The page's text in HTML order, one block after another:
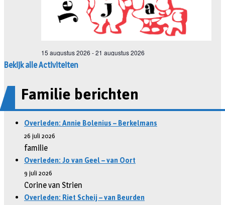
Bekijk alle Activiteiten
Familie berichten
Overleden: Annie Bolenius – Berkelmans
26 juli 2026
familie
Overleden: Jo van Geel – van Oort
9 juli 2026
Corine van Strien
Overleden: Riet Scheij – van Beurden